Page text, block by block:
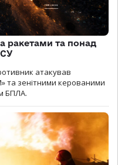
ракетами та понад
атакував
та зенітними керованими
БПЛА.